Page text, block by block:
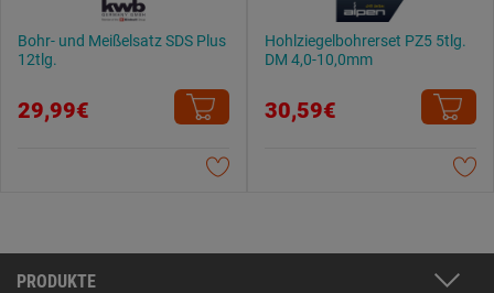
Bohr- und Meißelsatz SDS Plus
12tlg.
29,99€
Hohlziegelbohrerset PZ5 5tlg.
DM 4,0-10,0mm
30,59€
PRODUKTE